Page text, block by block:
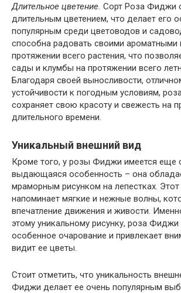
Длительное цветение. Сорт Роза Фиджи
длительным цветением, что делает его
популярным среди цветоводов и
способна радовать своими ароматными
протяжении всего растения, что
сады и клумбы на протяжении всего
Благодаря своей выносливости,
устойчивости к погодным условиям,
сохраняет свою красоту и свежесть на
длительного времени.
Уникальный внешний вид
Кроме того, у розы Фиджи имеется еще
выдающаяся особенность – она
мраморным рисунком на лепестках. Этот
напоминает мягкие и нежные волны,
впечатление движения и живости.
этому уникальному рисунку, роза Фиджи
особенное очарование и привлекает
видит ее цветы.
Стоит отметить, что уникальность
Фиджи делает ее очень популярным